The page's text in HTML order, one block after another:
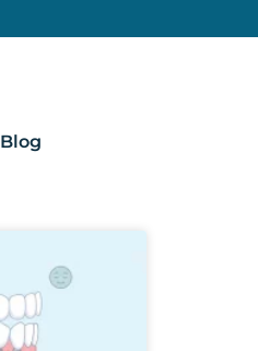
Blog